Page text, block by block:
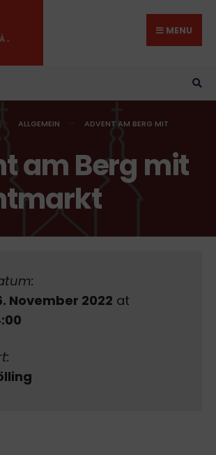
MENU
ALLGEMEIN
ADVENT AM BERG MIT
am Berg mit
November 2022 at